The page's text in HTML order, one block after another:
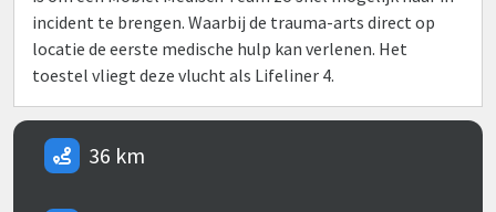
incident te brengen. Waarbij de trauma-arts direct op
locatie de eerste medische hulp kan verlenen. Het
toestel vliegt deze vlucht als Lifeliner 4.
36 km